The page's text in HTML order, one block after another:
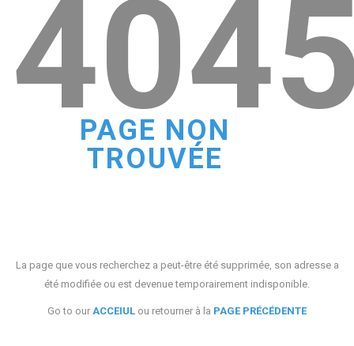
PAGE NON
TROUVÉE
La page que vous recherchez a peut-être été supprimée, son adresse a
été modifiée ou est devenue temporairement indisponible.
Go to our ACCEIUL ou retourner à la PAGE PRÉCÉDENTE